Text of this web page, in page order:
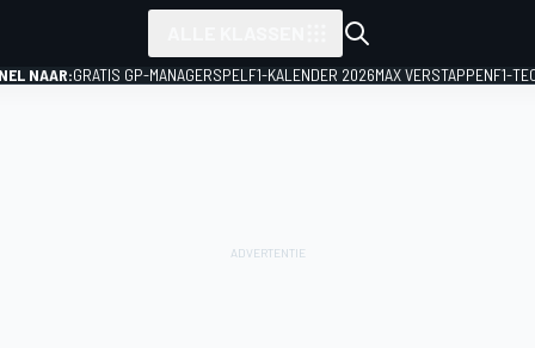
NAAR:GRATIS GP-MANAGERSPEL F1-KALENDER 2026MAX VERSTAPPENF1-